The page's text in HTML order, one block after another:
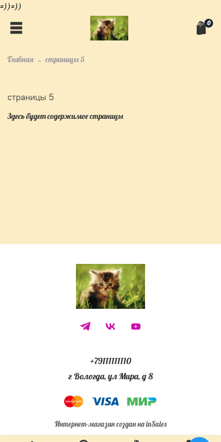
=))=))
0
Главная страницы 5
страницы 5
Здесь будет содержимое страницы
+79111111110
г Вологда, ул Мира, д 8
Интернет-магазин создан на inSales